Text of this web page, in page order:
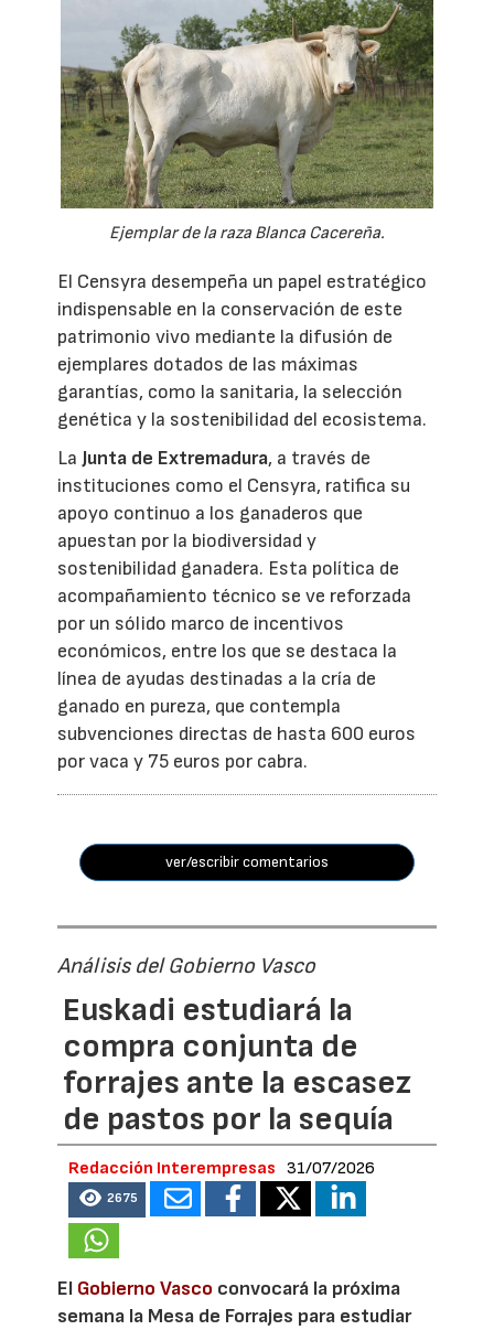
Ejemplar de la raza Blanca Cacereña.
El Censyra desempeña un papel estratégico
indispensable en la conservación de este
patrimonio vivo mediante la difusión de
ejemplares dotados de las máximas
garantías, como la sanitaria, la selección
genética y la sostenibilidad del ecosistema.
La Junta de Extremadura, a través de
instituciones como el Censyra, ratifica su
apoyo continuo a los ganaderos que
apuestan por la biodiversidad y
sostenibilidad ganadera. Esta política de
acompañamiento técnico se ve reforzada
por un sólido marco de incentivos
económicos, entre los que se destaca la
línea de ayudas destinadas a la cría de
ganado en pureza, que contempla
subvenciones directas de hasta 600 euros
por vaca y 75 euros por cabra.
ver/escribir comentarios
Análisis del Gobierno Vasco
Euskadi estudiará la
compra conjunta de
forrajes ante la escasez
de pastos por la sequía
Redacción Interempresas 31/07/2026
2675
El Gobierno Vasco convocará la próxima
semana la Mesa de Forrajes para estudiar